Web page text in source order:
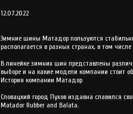
12.07.2022
Зимние шины Матадор пользуются
располагается в разных странах, в том
В линейке зимних шин представлены
выборе и на какие модели компании стоит
История компании Матадор
Словацкий город Пухов издавна славился
Matador Rubber and Balata.